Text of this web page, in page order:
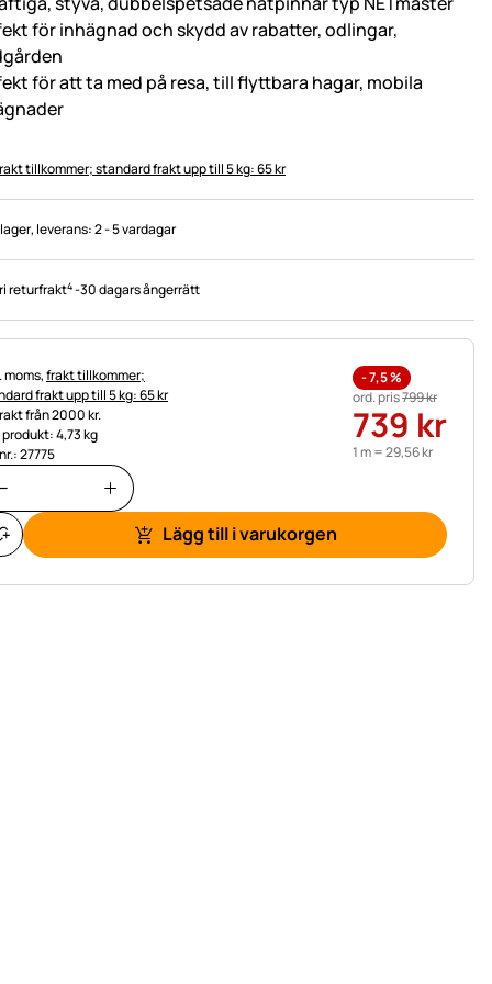
för inhägnad och skydd av rabatter, odlingar,
för att ta med på resa, till flyttbara hagar, mobila
tillkommer; standard frakt upp till 5 kg: 65 kr
, leverans:2 - 5 vardagar
returfrakt4-30 dagars ångerrätt
moms,frakt tillkommer;
frakt upp till 5 kg: 65 kr
från 2000 kr.
4,73 kg
27775
-7,5%
ord. pris799kr
739 kr
1 m =29,56kr
Lägg till i varukorgen